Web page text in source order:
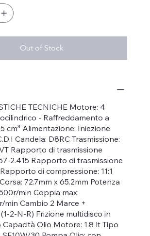
Out of Stock
TECNICHE Motore: 4
- Raffreddamento a
cm³ Alimentazione: Iniezione
Candela: D8RC Trasmissione:
Rapporto di trasmissione
2.415 Rapporto di trasmissione
di compressione: 11:1
72.7mm x 65.2mm Potenza
min Coppia max:
min Cambio 2 Marce +
2-N-R) Frizione multidisco in
Olio Motore: 1.8 lt Tipo